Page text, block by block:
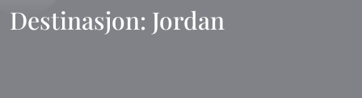
Destinasjon: Jordan